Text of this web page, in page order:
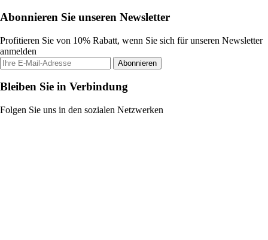
Abonnieren Sie unseren Newsletter
Profitieren Sie von 10% Rabatt, wenn Sie sich für unseren Newsletter
anmelden
Abonnieren
Bleiben Sie in Verbindung
Folgen Sie uns in den sozialen Netzwerken